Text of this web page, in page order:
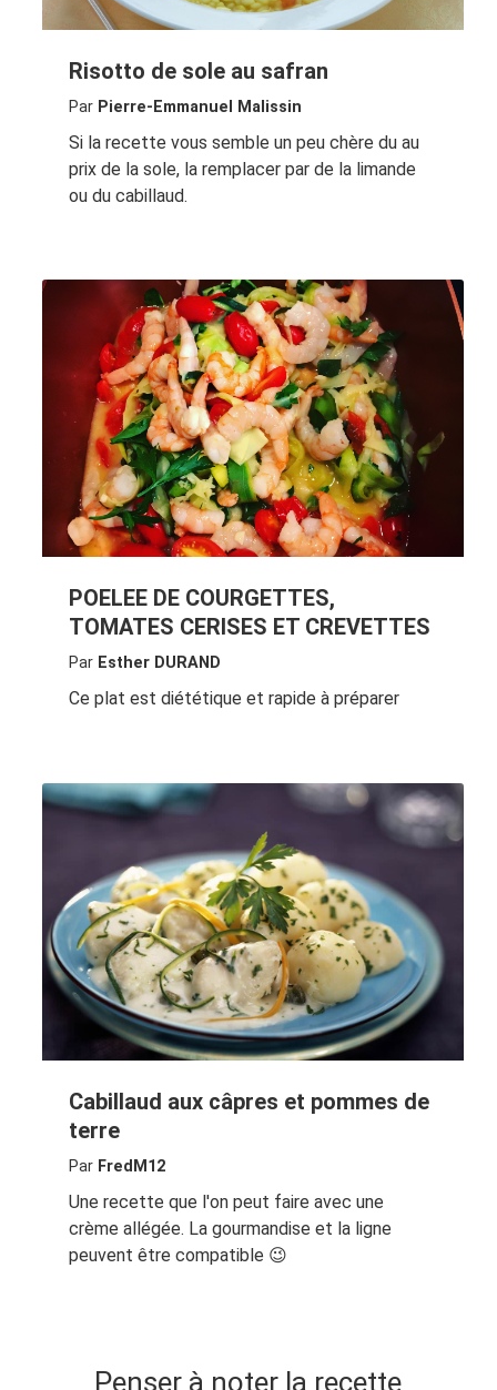
Risotto de sole au safran
Par Pierre-Emmanuel Malissin
Si la recette vous semble un peu chère du au
prix de la sole, la remplacer par de la limande
ou du cabillaud.
POELEE DE COURGETTES,
TOMATES CERISES ET CREVETTES
Par Esther DURAND
Ce plat est diététique et rapide à préparer
Cabillaud aux câpres et pommes de
terre
Par FredM12
Une recette que l'on peut faire avec une
crème allégée. La gourmandise et la ligne
peuvent être compatible 😉
Penser à noter la recette